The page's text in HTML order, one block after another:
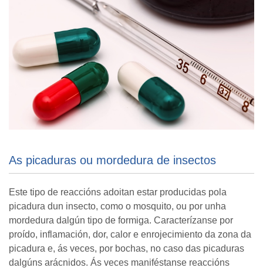
As picaduras ou mordedura de insectos
Este tipo de reaccións adoitan estar producidas pola
picadura dun insecto, como o mosquito, ou por unha
mordedura dalgún tipo de formiga. Caracterízanse por
proído, inflamación, dor, calor e enrojecimiento da zona da
picadura e, ás veces, por bochas, no caso das picaduras
dalgúns arácnidos. Ás veces maniféstanse reaccións